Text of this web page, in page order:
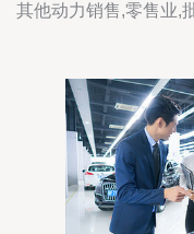
其他动力销售,零售业,